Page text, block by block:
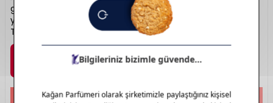
gelen ihtişamı yansıtır. Şık ve sade şişe tasarımları, kalıcılığı
yüksek içeriklerle birleşerek sofistike bir imza oluşturur.
Teninizle bütünleşen kokuların adresidir.
Marka Detayı